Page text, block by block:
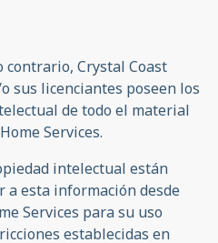
contrario, Crystal Coast
sus licenciantes poseen los
de todo el material
Services.
intelectual están
a esta información desde
Services para su uso
establecidas en